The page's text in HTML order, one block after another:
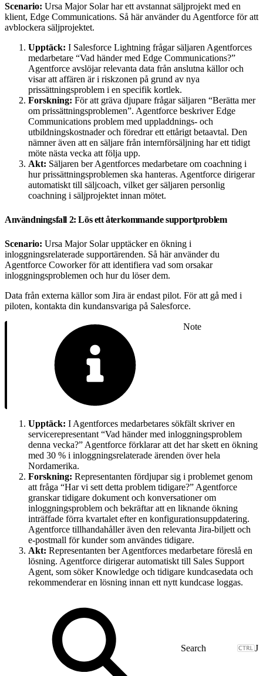
Scenario: Ursa Major Solar har ett avstannat säljprojekt med en
klient, Edge Communications. Så här använder du Agentforce för att
avblockera säljprojektet.
Upptäck: I Salesforce Lightning frågar säljaren Agentforces
medarbetare “Vad händer med Edge Communications?”
Agentforce avslöjar relevanta data från anslutna källor och
visar att affären är i riskzonen på grund av nya
prissättningsproblem i en specifik kortlek.
Forskning: För att gräva djupare frågar säljaren “Berätta mer
om prissättningsproblemen”. Agentforce beskriver Edge
Communications problem med uppladdnings- och
utbildningskostnader och föredrar ett ettårigt betaavtal. Den
nämner även att en säljare från internförsäljning har ett tidigt
möte nästa vecka att följa upp.
Akt: Säljaren ber Agentforces medarbetare om coachning i
hur prissättningsproblemen ska hanteras. Agentforce dirigerar
automatiskt till säljcoach, vilket ger säljaren personlig
coachning i säljprojektet innan mötet.
Användningsfall 2: Lös ett återkommande supportproblem
Scenario: Ursa Major Solar upptäcker en ökning i
inloggningsrelaterade supportärenden. Så här använder du
Agentforce Coworker för att identifiera vad som orsakar
inloggningsproblemen och hur du löser dem.
Data från externa källor som Jira är endast pilot. För att gå med i
piloten, kontakta din kundansvariga på Salesforce.
Note
Upptäck: I Agentforces medarbetares sökfält skriver en
servicerepresentant “Vad händer med inloggningsproblem
denna vecka?” Agentforce förklarar att det har skett en ökning
med 30 % i inloggningsrelaterade ärenden över hela
Nordamerika.
Forskning: Representanten fördjupar sig i problemet genom
att fråga “Har vi sett detta problem tidigare?” Agentforce
granskar tidigare dokument och konversationer om
inloggningsproblem och bekräftar att en liknande ökning
inträffade förra kvartalet efter en konfigurationsuppdatering.
Agentforce tillhandahåller även den relevanta Jira-biljett och
e-postmall för kunder som användes tidigare.
Akt: Representanten ber Agentforces medarbetare föreslå en
lösning. Agentforce dirigerar automatiskt till Sales Support
Agent, som söker Knowledge och tidigare kundcasedata och
rekommenderar en lösning innan ett nytt kundcase loggas.
J